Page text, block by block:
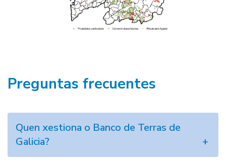
Preguntas frecuentes
Quen xestiona o Banco de Terras de
Galicia?